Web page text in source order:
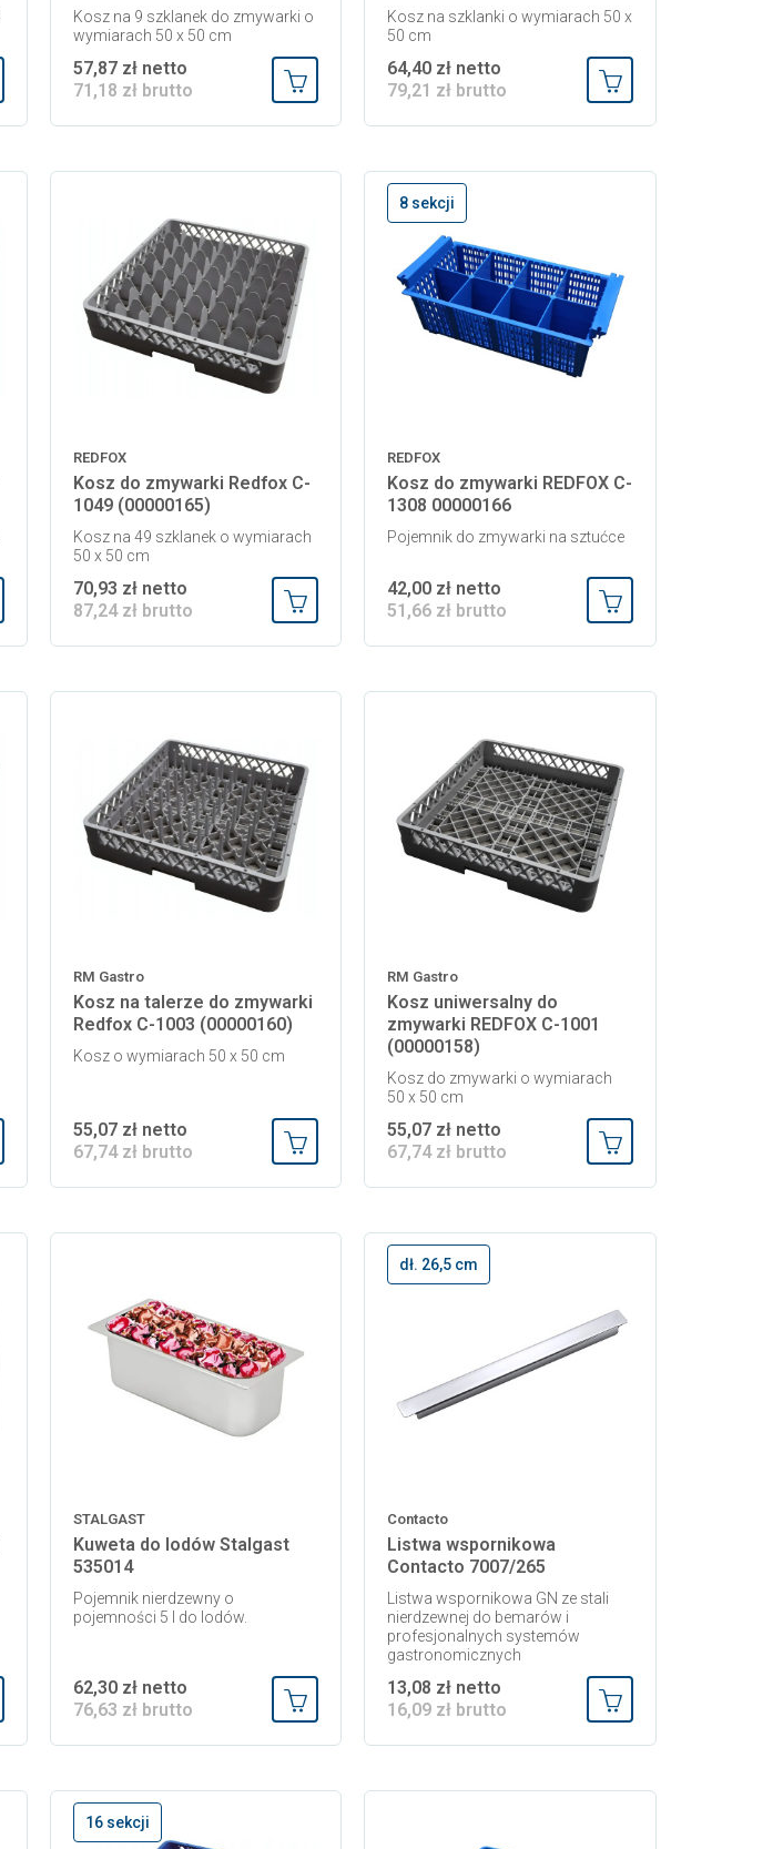
Kosz na 9 szklanek do zmywarki o
wymiarach 50 x 50 cm
57,87 zł netto
71,18 zł brutto
Kosz na szklanki o wymiarach 50 x
50 cm
64,40 zł netto
79,21 zł brutto
REDFOX
Kosz do zmywarki Redfox C-
1049 (00000165)
Kosz na 49 szklanek o wymiarach
50 x 50 cm
70,93 zł netto
87,24 zł brutto
8 sekcji
REDFOX
Kosz do zmywarki REDFOX C-
1308 00000166
Pojemnik do zmywarki na sztućce
42,00 zł netto
51,66 zł brutto
RM Gastro
Kosz na talerze do zmywarki
Redfox C-1003 (00000160)
Kosz o wymiarach 50 x 50 cm
55,07 zł netto
67,74 zł brutto
RM Gastro
Kosz uniwersalny do
zmywarki REDFOX C-1001
(00000158)
Kosz do zmywarki o wymiarach
50 x 50 cm
55,07 zł netto
67,74 zł brutto
STALGAST
Kuweta do lodów Stalgast
535014
Pojemnik nierdzewny o
pojemności 5 l do lodów.
62,30 zł netto
76,63 zł brutto
dł. 26,5 cm
Contacto
Listwa wspornikowa
Contacto 7007/265
Listwa wspornikowa GN ze stali
nierdzewnej do bemarów i
profesjonalnych systemów
gastronomicznych
13,08 zł netto
16,09 zł brutto
16 sekcji